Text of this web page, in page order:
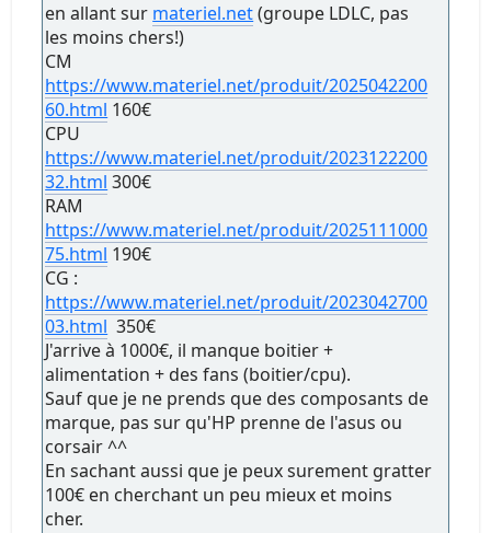
en allant sur materiel.net(groupe LDLC, pas
les moins chers!)
CM
https://www.materiel.net/produit/2025042200
60.html 160€
CPU
https://www.materiel.net/produit/2023122200
32.html 300€
RAM
https://www.materiel.net/produit/2025111000
75.html 190€
CG :
https://www.materiel.net/produit/2023042700
03.html 350€
J'arrive à 1000€, il manque boitier +
alimentation + des fans (boitier/cpu).
Sauf que je ne prends que des composants de
marque, pas sur qu'HP prenne de l'asus ou
corsair ^^
En sachant aussi que je peux surement gratter
100€ en cherchant un peu mieux et moins
cher.